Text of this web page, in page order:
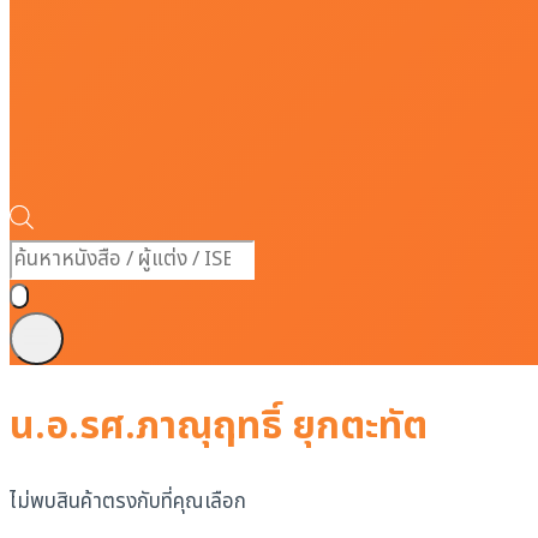
Products
search
น.อ.รศ.ภาณุฤทธิ์ ยุกตะทัต
ไม่พบสินค้าตรงกับที่คุณเลือก